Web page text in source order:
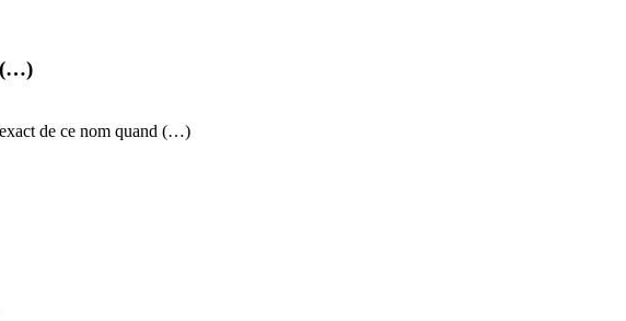
(…)
de ce nom quand (…)